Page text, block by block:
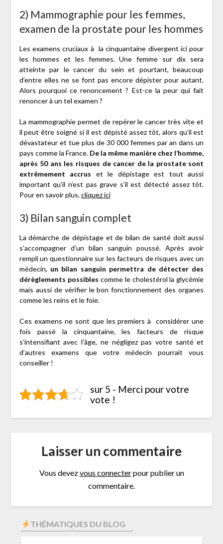
2) Mammographie pour les femmes,
examen de la prostate pour les hommes
Les examens cruciaux à la cinquantaine divergent ici pour
les hommes et les femmes. Une femme sur dix sera
atteinte par le cancer du sein et pourtant, beaucoup
d’entre elles ne se font pas encore dépister pour autant.
Alors pourquoi ce renoncement ? Est-ce la peur qui fait
renoncer à un tel examen ?
La mammographie permet de repérer le cancer très vite et
il peut être soigné si il est dépisté assez tôt, alors qu’il est
dévastateur et tue plus de 30 000 femmes par an dans un
pays comme la France. De la même manière chez l’homme,
après 50 ans les risques de cancer de la prostate sont
extrêmement accrus et le dépistage est tout aussi
important qu’il n’est pas grave s’il est détecté assez tôt.
Pour en savoir plus, cliquez ici
3) Bilan sanguin complet
La démarche de dépistage et de bilan de santé doit aussi
s’accompagner d’un bilan sanguin poussé. Après avoir
rempli un questionnaire sur les facteurs de risques avec un
médecin, un bilan sanguin permettra de détecter des
dérèglements possibles comme le cholestérol la glycémie
mais aussi de vérifier le bon fonctionnement des organes
comme les reins et le foie.
Ces examens ne sont que les premiers à considérer une
fois passé la cinquantaine, les facteurs de risque
s’intensifiant avec l’âge, ne négligez pas votre santé et
d’autres examens que votre médecin pourrait vous
conseiller !
sur 5 - Merci pour votre
vote !
Laisser un commentaire
Vous devezvous connecterpour publier un
commentaire.
THÉMATIQUES DU BLOG